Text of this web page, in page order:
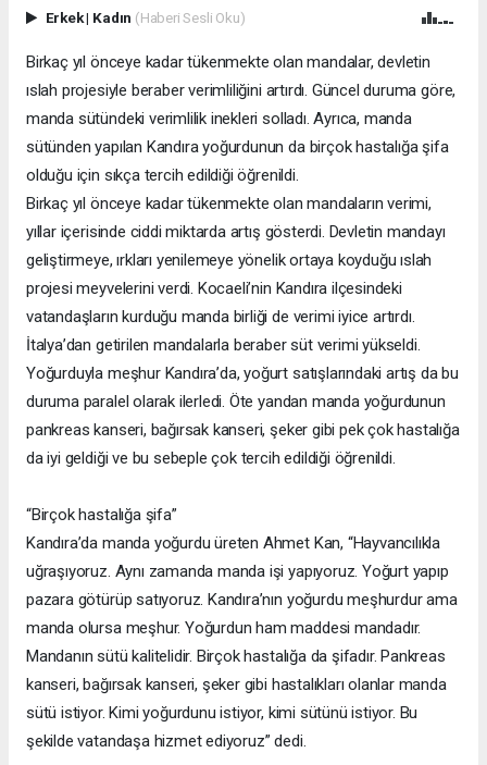
Erkek| Kadın (Haberi Sesli Oku)
Birkaç yıl önceye kadar tükenmekte olan mandalar, devletin
ıslah projesiyle beraber verimliliğini artırdı. Güncel duruma göre,
manda sütündeki verimlilik inekleri solladı. Ayrıca, manda
sütünden yapılan Kandıra yoğurdunun da birçok hastalığa şifa
olduğu için sıkça tercih edildiği öğrenildi.
Birkaç yıl önceye kadar tükenmekte olan mandaların verimi,
yıllar içerisinde ciddi miktarda artış gösterdi. Devletin mandayı
geliştirmeye, ırkları yenilemeye yönelik ortaya koyduğu ıslah
projesi meyvelerini verdi. Kocaeli’nin Kandıra ilçesindeki
vatandaşların kurduğu manda birliği de verimi iyice artırdı.
İtalya’dan getirilen mandalarla beraber süt verimi yükseldi.
Yoğurduyla meşhur Kandıra’da, yoğurt satışlarındaki artış da bu
duruma paralel olarak ilerledi. Öte yandan manda yoğurdunun
pankreas kanseri, bağırsak kanseri, şeker gibi pek çok hastalığa
da iyi geldiği ve bu sebeple çok tercih edildiği öğrenildi.
“Birçok hastalığa şifa”
Kandıra’da manda yoğurdu üreten Ahmet Kan, “Hayvancılıkla
uğraşıyoruz. Aynı zamanda manda işi yapıyoruz. Yoğurt yapıp
pazara götürüp satıyoruz. Kandıra’nın yoğurdu meşhurdur ama
manda olursa meşhur. Yoğurdun ham maddesi mandadır.
Mandanın sütü kalitelidir. Birçok hastalığa da şifadır. Pankreas
kanseri, bağırsak kanseri, şeker gibi hastalıkları olanlar manda
sütü istiyor. Kimi yoğurdunu istiyor, kimi sütünü istiyor. Bu
şekilde vatandaşa hizmet ediyoruz” dedi.